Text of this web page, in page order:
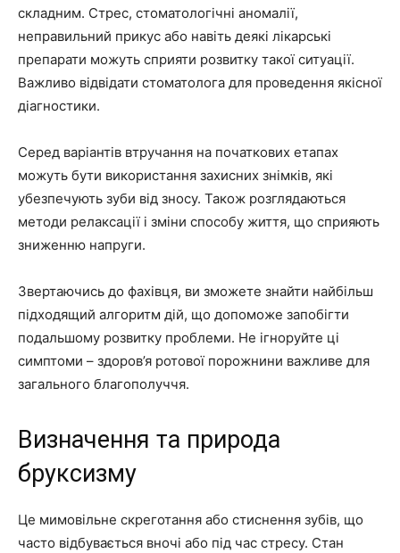
складним. Стрес, стоматологічні аномалії,
неправильний прикус або навіть деякі лікарські
препарати можуть сприяти розвитку такої ситуації.
Важливо відвідати стоматолога для проведення якісної
діагностики.
Серед варіантів втручання на початкових етапах
можуть бути використання захисних знімків, які
убезпечують зуби від зносу. Також розглядаються
методи релаксації і зміни способу життя, що сприяють
зниженню напруги.
Звертаючись до фахівця, ви зможете знайти найбільш
підходящий алгоритм дій, що допоможе запобігти
подальшому розвитку проблеми. Не ігноруйте ці
симптоми – здоров’я ротової порожнини важливе для
загального благополуччя.
Визначення та природа
бруксизму
Це мимовільне скреготання або стиснення зубів, що
часто відбувається вночі або під час стресу. Стан